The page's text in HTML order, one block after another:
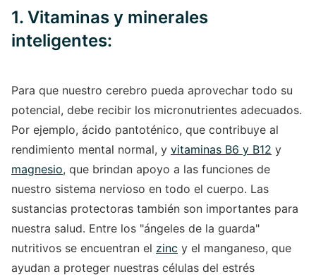
1. Vitaminas y minerales
inteligentes:
Para que nuestro cerebro pueda aprovechar todo su
potencial, debe recibir los micronutrientes adecuados.
Por ejemplo, ácido pantoténico, que contribuye al
rendimiento mental normal, y vitaminas B6 y B12 y
magnesio, que brindan apoyo a las funciones de
nuestro sistema nervioso en todo el cuerpo. Las
sustancias protectoras también son importantes para
nuestra salud. Entre los "ángeles de la guarda"
nutritivos se encuentran el zinc y el manganeso, que
ayudan a proteger nuestras células del estrés